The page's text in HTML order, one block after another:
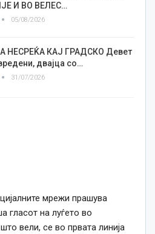
И ВО ВЕЛЕС…
05/08/2026
НЕСРЕЌА КАЈ ГРАДСКО Девет
двајца со…
31/07/2026
мрежи прашува
гласот на луѓето во
вели, се во првата линија